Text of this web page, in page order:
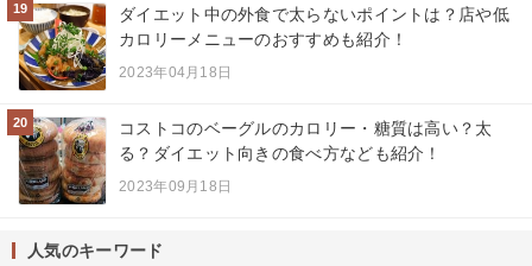
19
ダイエット中の外食で太らないポイントは？店や低
カロリーメニューのおすすめも紹介！
2023年04月18日
20
コストコのベーグルのカロリー・糖質は高い？太
る？ダイエット向きの食べ方なども紹介！
2023年09月18日
人気のキーワード